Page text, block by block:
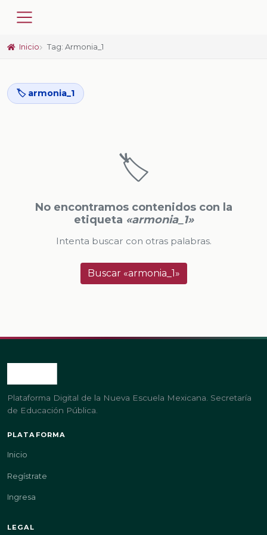
Inicio Tag: Armonia_1
🏷️ armonia_1
🏷️
No encontramos contenidos con la
etiqueta «armonia_1»
Intenta buscar con otras palabras.
Buscar «armonia_1»
Plataforma Digital de la Nueva Escuela Mexicana. Secretaría
de Educación Pública.
PLATAFORMA
Inicio
Regístrate
Ingresa
LEGAL